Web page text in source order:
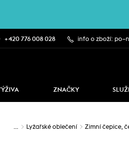
+420 776 008 028 info o zboží:
ZNAČKY
… Lyžařské oblečení Zimní čepice,